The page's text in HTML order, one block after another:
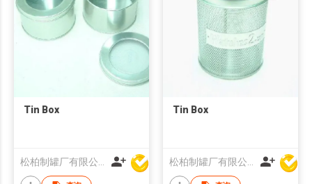
Tin Box
松柏制罐厂有限公司
Tin Box
松柏制罐厂有限公司